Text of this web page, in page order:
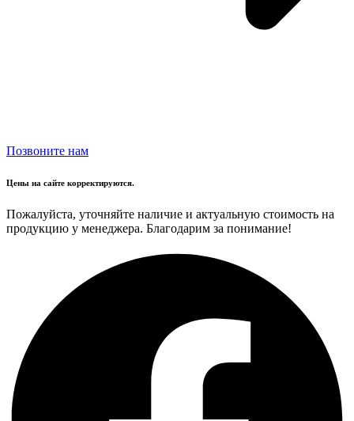
Позвоните нам
Цены на сайте корректируются.
Пожалуйста, уточняйте наличие и актуальную стоимость на
продукцию у менеджера. Благодарим за понимание!